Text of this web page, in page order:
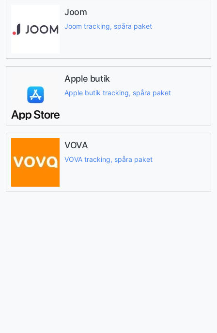
Joom
Joom tracking, spåra paket
Apple butik
Apple butik tracking, spåra paket
VOVA
VOVA tracking, spåra paket